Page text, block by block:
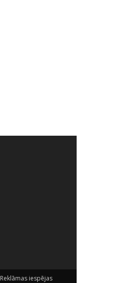
Reklāmas iespējas